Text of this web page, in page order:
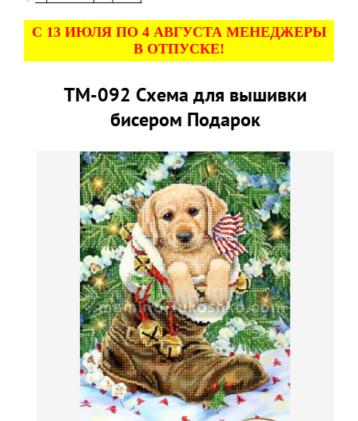
С 13 ИЮЛЯ ПО 4 АВГУСТА МЕНЕДЖЕРЫ
В ОТПУСКЕ!
ТМ-092 Схема для вышивки
бисером Подарок